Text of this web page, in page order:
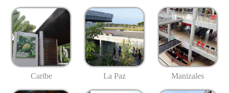
Caribe La Paz Manizales